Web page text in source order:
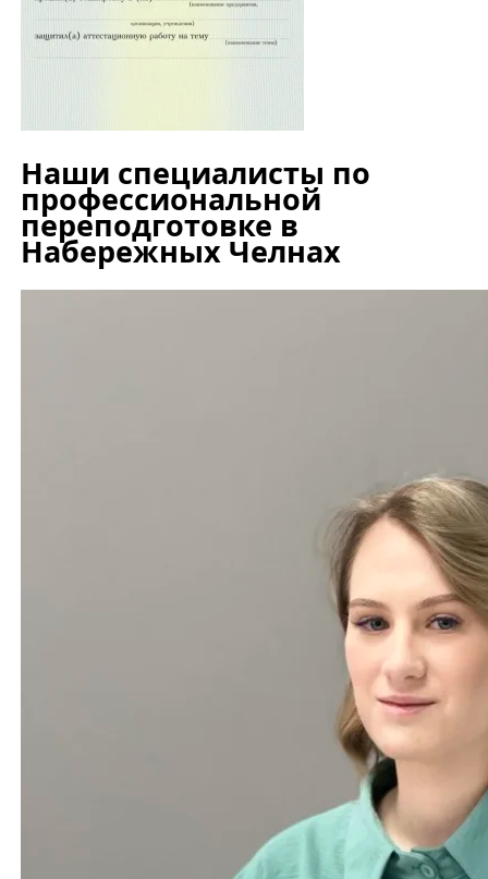
Наши специалисты по
профессиональной
переподготовке в
Набережных Челнах